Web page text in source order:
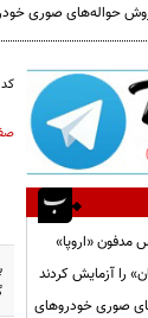
حواله‌های صوری
مدفون «اروپا»
را آزمایش کردند
صوری خودروهای